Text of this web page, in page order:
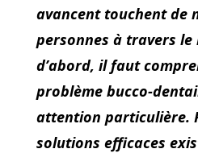
avancent touchent de
personnes à travers le
d’abord, il faut
problème bucco-
attention particulière.
solutions efficaces